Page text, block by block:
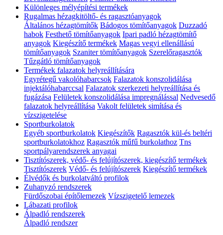
Különleges mélyépítési termékek
Rugalmas hézagkitöltő- és ragasztóanyagok
Általános hézagtömítők Bádogos tömítőanyagok Duzzadó
habok Festhető tömítőanyagok Ipari padló hézagtömítő
anyagok Kiegészítő termékek Magas vegyi ellenállású
tömítőanyagok Szaniter tömítőanyagok Szerelőragasztók
Tűzgátló tömítőanyagok
Termékek falazatok helyreállítására
Egyrétegű vakolóhabarcsok Falazatok konszolidálása
injektálóhabarccsal Falazatok szerkezeti helyreállítása és
fugázása Felületek konszolidálása impregnálással Nedvesedő
falazatok helyreállítása Vakolt felületek simítása és
vízszigetelése
Sportburkolatok
Egyéb sportburkolatok Kiegészítők Ragasztók kül-és beltéri
sportburkolatokhoz Ragasztók műfű burkolathoz Tns
sportpályarendszerek anyagai
Tisztítószerek, védő- és felújítószerek, kiegészítő termékek
Tisztítószerek Védő- és felújítószerek Kiegészítő termékek
Élvédők és burkolatváltó profilok
Zuhanyzó rendszerek
Fürdőszobai építőlemezek Vízszigetelő lemezek
Lábazati profilok
Álpadló rendszerek
Álpadló rendszer